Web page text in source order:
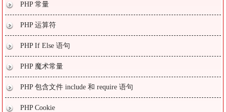
PHP 常量
PHP 运算符
PHP If Else 语句
PHP 魔术常量
PHP 包含文件 include 和 require 语句
PHP Cookie